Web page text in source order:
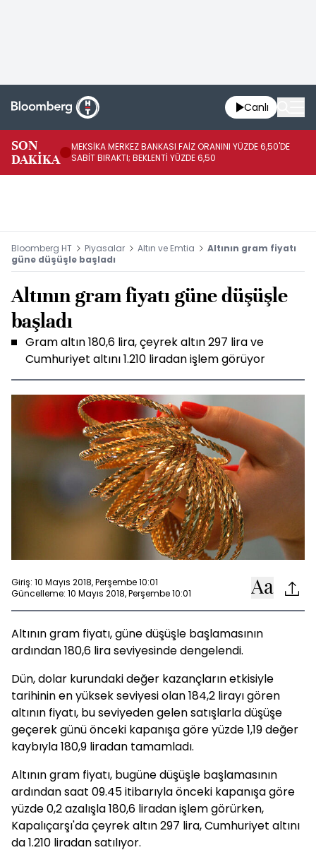
Canlı
SON
DAKİKA
MEKSİKA MERKEZ BANKASI FAİZ ORANINI YÜZDE 6,50'DE
SABİT BIRAKTI; BEKLENTİ YÜZDE 6,50
Bloomberg HT Piyasalar Altın ve Emtia
Altının gram fiyatı
güne düşüşle başladı
Altının gram fiyatı güne düşüşle
başladı
Gram altın 180,6 lira, çeyrek altın 297 lira ve
Cumhuriyet altını 1.210 liradan işlem görüyor
Giriş: 10 Mayıs 2018, Perşembe 10:01
Güncelleme: 10 Mayıs 2018, Perşembe 10:01
Altının gram fiyatı, güne düşüşle başlamasının
ardından 180,6 lira seviyesinde dengelendi.
Dün, dolar kurundaki değer kazançların etkisiyle
tarihinin en yüksek seviyesi olan 184,2 lirayı gören
altının fiyatı, bu seviyeden gelen satışlarla düşüşe
geçerek günü önceki kapanışa göre yüzde 1,19 değer
kaybıyla 180,9 liradan tamamladı.
Altının gram fiyatı, bugüne düşüşle başlamasının
ardından saat 09.45 itibarıyla önceki kapanışa göre
yüzde 0,2 azalışla 180,6 liradan işlem görürken,
Kapalıçarşı'da çeyrek altın 297 lira, Cumhuriyet altını
da 1.210 liradan satılıyor.